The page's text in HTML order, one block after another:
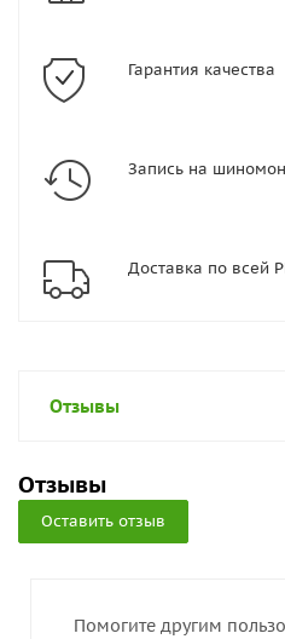
Гарантия качества
Запись на
Доставка по всей
Отзывы
Отзывы
Оставить отзыв
Помогите другим